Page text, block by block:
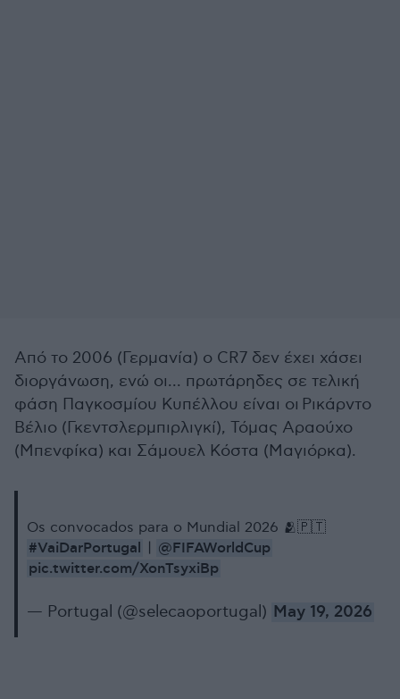
Από το 2006 (Γερμανία) ο CR7 δεν έχει χάσει
διοργάνωση, ενώ οι... πρωτάρηδες σε τελική
φάση Παγκοσμίου Κυπέλλου είναι οι Ρικάρντο
Βέλιο (Γκεντσλερμπιρλιγκί), Τόμας Αραούχο
(Μπενφίκα) και Σάμουελ Κόστα (Μαγιόρκα).
Os convocados para o Mundial 2026 🫂🇵🇹
#VaiDarPortugal
@FIFAWorldCup
pic.twitter.com/XonTsyxiBp
— Portugal (@selecaoportugal) May 19, 2026